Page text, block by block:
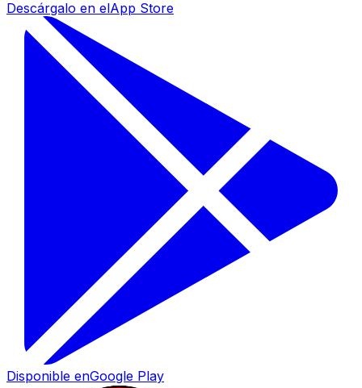
Descárgalo en elApp Store
Disponible enGoogle Play